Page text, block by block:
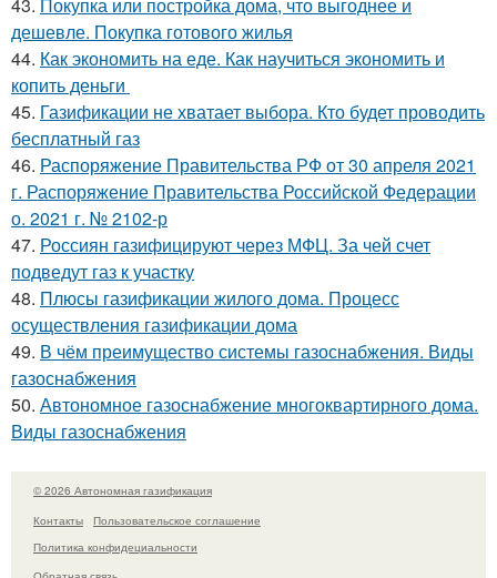
дешевле. Покупка готового жилья
44. Как экономить на еде. Как научиться экономить и
копить деньги
45. Газификации не хватает выбора. Кто будет проводить
бесплатный газ
46. Распоряжение Правительства РФ от 30 апреля 2021
г. Распоряжение Правительства Российской Федерации
о. 2021 г. № 2102-р
47. Россиян газифицируют через МФЦ. За чей счет
подведут газ к участку
48. Плюсы газификации жилого дома. Процесс
осуществления газификации дома
49. В чём преимущество системы газоснабжения. Виды
газоснабжения
50. Автономное газоснабжение многоквартирного дома.
Виды газоснабжения
© 2026 Автономная газификация
Контакты
Пользовательское соглашение
Политика конфидециальности